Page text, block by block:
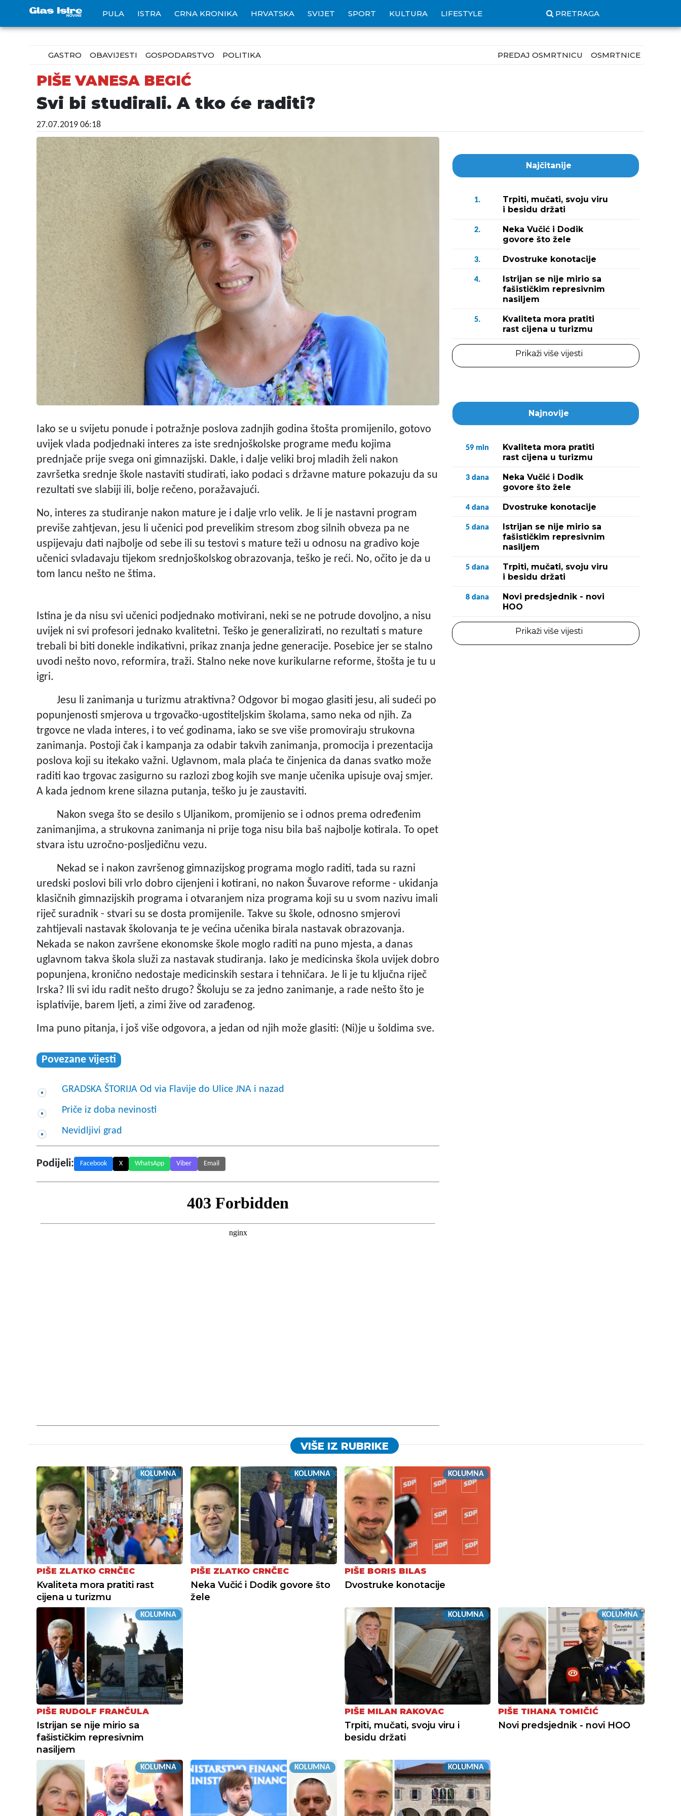
PULA ISTRA CRNA KRONIKA HRVATSKA SVIJET SPORT KULTURA LIFESTYLE PRETRAGA
GASTRO OBAVIJESTI GOSPODARSTVO POLITIKA PREDAJ OSMRTNICU OSMRTNICE
PIŠE VANESA BEGIĆ
Svi bi studirali. A tko će raditi?
27.07.2019 06:18
Iako se u svijetu ponude i potražnje poslova zadnjih godina štošta promijenilo, gotovo
uvijek vlada podjednaki interes za iste srednjoškolske programe među kojima
prednjače prije svega oni gimnazijski. Dakle, i dalje veliki broj mladih želi nakon
završetka srednje škole nastaviti studirati, iako podaci s državne mature pokazuju da su
rezultati sve slabiji ili, bolje rečeno, poražavajući.
No, interes za studiranje nakon mature je i dalje vrlo velik. Je li je nastavni program
previše zahtjevan, jesu li učenici pod prevelikim stresom zbog silnih obveza pa ne
uspijevaju dati najbolje od sebe ili su testovi s mature teži u odnosu na gradivo koje
učenici svladavaju tijekom srednjoškolskog obrazovanja, teško je reći. No, očito je da u
tom lancu nešto ne štima.
Istina je da nisu svi učenici podjednako motivirani, neki se ne potrude dovoljno, a nisu
uvijek ni svi profesori jednako kvalitetni. Teško je generalizirati, no rezultati s mature
trebali bi biti donekle indikativni, prikaz znanja jedne generacije. Posebice jer se stalno
uvodi nešto novo, reformira, traži. Stalno neke nove kurikularne reforme, štošta je tu u
igri.
Jesu li zanimanja u turizmu atraktivna? Odgovor bi mogao glasiti jesu, ali sudeći po
popunjenosti smjerova u trgovačko-ugostiteljskim školama, samo neka od njih. Za
trgovce ne vlada interes, i to već godinama, iako se sve više promoviraju strukovna
zanimanja. Postoji čak i kampanja za odabir takvih zanimanja, promocija i prezentacija
poslova koji su itekako važni. Uglavnom, mala plaća te činjenica da danas svatko može
raditi kao trgovac zasigurno su razlozi zbog kojih sve manje učenika upisuje ovaj smjer.
A kada jednom krene silazna putanja, teško ju je zaustaviti.
Nakon svega što se desilo s Uljanikom, promijenio se i odnos prema određenim
zanimanjima, a strukovna zanimanja ni prije toga nisu bila baš najbolje kotirala. To opet
stvara istu uzročno-posljedičnu vezu.
Nekad se i nakon završenog gimnazijskog programa moglo raditi, tada su razni
uredski poslovi bili vrlo dobro cijenjeni i kotirani, no nakon Šuvarove reforme - ukidanja
klasičnih gimnazijskih programa i otvaranjem niza programa koji su u svom nazivu imali
riječ suradnik - stvari su se dosta promijenile. Takve su škole, odnosno smjerovi
zahtijevali nastavak školovanja te je većina učenika birala nastavak obrazovanja.
Nekada se nakon završene ekonomske škole moglo raditi na puno mjesta, a danas
uglavnom takva škola služi za nastavak studiranja. Iako je medicinska škola uvijek dobro
popunjena, kronično nedostaje medicinskih sestara i tehničara. Je li je tu ključna riječ
Irska? Ili svi idu radit nešto drugo? Školuju se za jedno zanimanje, a rade nešto što je
isplativije, barem ljeti, a zimi žive od zarađenog.
Ima puno pitanja, i još više odgovora, a jedan od njih može glasiti: (Ni)je u šoldima sve.
Povezane vijesti
GRADSKA ŠTORIJA Od via Flavije do Ulice JNA i nazad
Priče iz doba nevinosti
Nevidljivi grad
Podijeli: Facebook X WhatsApp Viber Email
Najčitanije
1.
Trpiti, mučati, svoju viru
i besidu držati
2.
Neka Vučić i Dodik
govore što žele
3. Dvostruke konotacije
4.
Istrijan se nije mirio sa
fašističkim represivnim
nasiljem
5.
Kvaliteta mora pratiti
rast cijena u turizmu
Prikaži više vijesti
Najnovije
59 min
Kvaliteta mora pratiti
rast cijena u turizmu
3 dana
Neka Vučić i Dodik
govore što žele
4 dana Dvostruke konotacije
5 dana
Istrijan se nije mirio sa
fašističkim represivnim
nasiljem
5 dana
Trpiti, mučati, svoju viru
i besidu držati
8 dana
Novi predsjednik - novi
HOO
Prikaži više vijesti
VIŠE IZ RUBRIKE
KOLUMNA
PIŠE ZLATKO CRNČEC
Kvaliteta mora pratiti rast
cijena u turizmu
KOLUMNA
PIŠE ZLATKO CRNČEC
Neka Vučić i Dodik govore što
žele
KOLUMNA
PIŠE BORIS BILAS
Dvostruke konotacije
KOLUMNA
PIŠE RUDOLF FRANČULA
Istrijan se nije mirio sa
fašističkim represivnim
nasiljem
KOLUMNA
PIŠE MILAN RAKOVAC
Trpiti, mučati, svoju viru i
besidu držati
KOLUMNA
PIŠE TIHANA TOMIČIĆ
Novi predsjednik - novi HOO
KOLUMNA KOLUMNA KOLUMNA